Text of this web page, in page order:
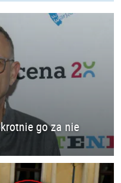
go za nie